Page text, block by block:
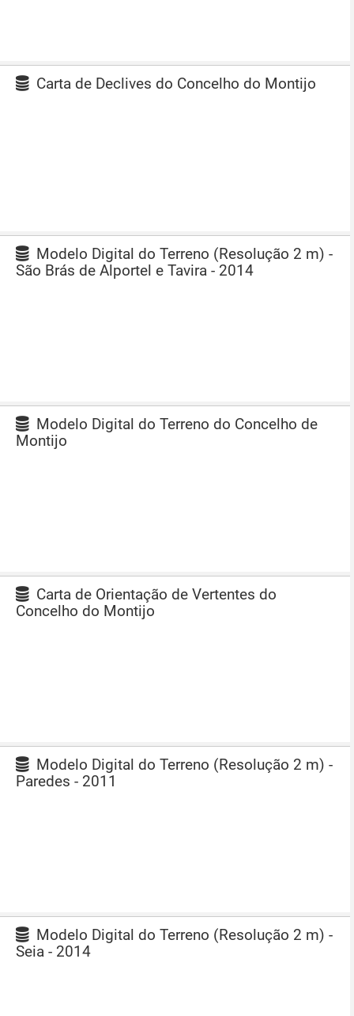
Carta de Declives do Concelho do Montijo
Modelo Digital do Terreno (Resolução 2 m) -
São Brás de Alportel e Tavira - 2014
Modelo Digital do Terreno do Concelho de
Montijo
Carta de Orientação de Vertentes do
Concelho do Montijo
Modelo Digital do Terreno (Resolução 2 m) -
Paredes - 2011
Modelo Digital do Terreno (Resolução 2 m) -
Seia - 2014